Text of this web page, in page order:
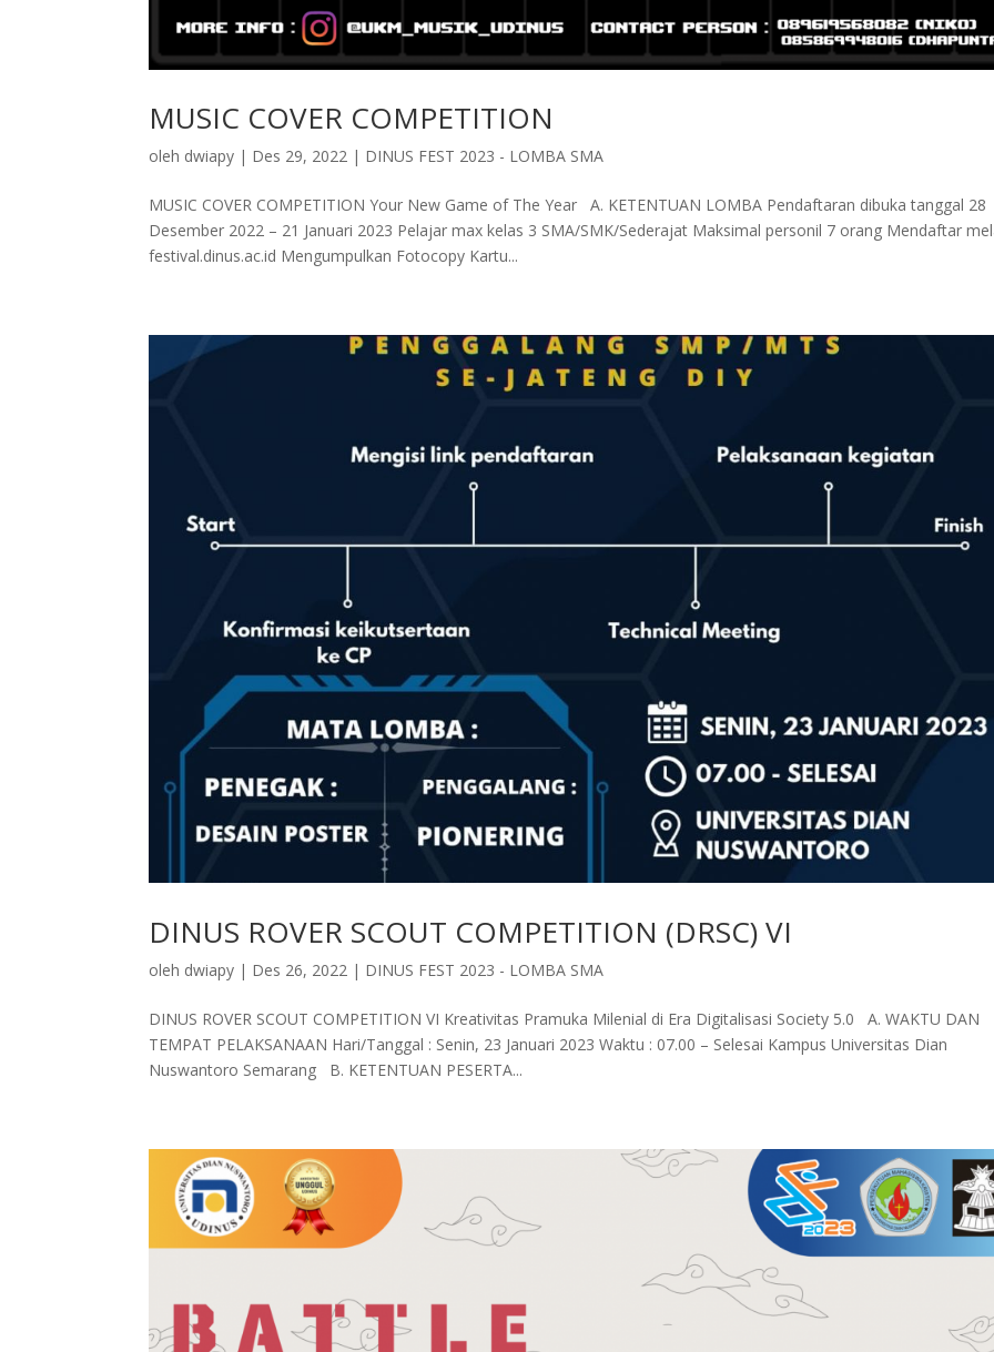
MUSIC COVER COMPETITION
oleh dwiapy | Des 29, 2022 | DINUS FEST 2023 - LOMBA SMA
MUSIC COVER COMPETITION Your New Game of The Year A. KETENTUAN LOMBA Pendaftaran dibuka tanggal 28
Desember 2022 – 21 Januari 2023 Pelajar max kelas 3 SMA/SMK/Sederajat Maksimal personil 7 orang Mendaftar
festival.dinus.ac.id Mengumpulkan Fotocopy Kartu...
DINUS ROVER SCOUT COMPETITION (DRSC) VI
oleh dwiapy | Des 26, 2022 | DINUS FEST 2023 - LOMBA SMA
DINUS ROVER SCOUT COMPETITION VI Kreativitas Pramuka Milenial di Era Digitalisasi Society 5.0 A. WAKTU DAN
TEMPAT PELAKSANAAN Hari/Tanggal : Senin, 23 Januari 2023 Waktu : 07.00 – Selesai Kampus Universitas Dian
Nuswantoro Semarang B. KETENTUAN PESERTA...